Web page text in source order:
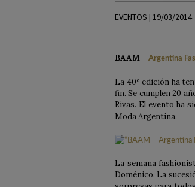
EVENTOS | 19/03/2014
BAAM – Argentina
La 40º edición ha
fin. Se cumplen 20
Rivas. El evento ha
Moda Argentina.
La semana
Doménico. La